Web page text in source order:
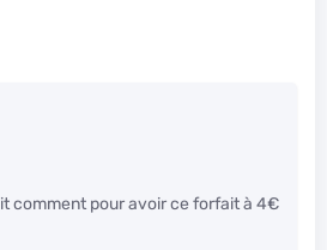
comment pour avoir ce forfait à 4€